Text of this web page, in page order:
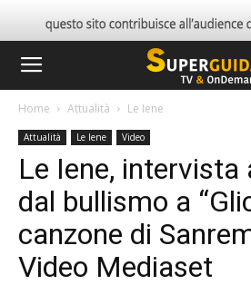
Home Attualità Le Iene
Attualità Le Iene Video
Le Iene, intervista
dal bullismo a
canzone di
Video Mediaset